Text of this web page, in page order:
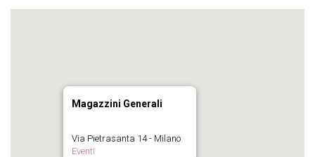
Magazzini Generali
Via Pietrasanta 14 - Milano
Eventi